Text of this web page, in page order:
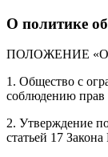
О политике
ПОЛОЖЕНИЕ «О
1. Общество с
соблюдению прав
2. Утверждение
статьей 17